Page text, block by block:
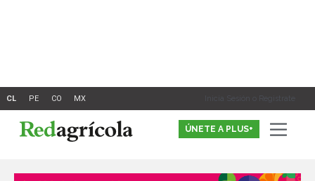
Inicia Sesión o Registrate
ÚNETE A PLUS+